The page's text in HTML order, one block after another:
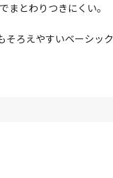
まとわりつきにくい。
そろえやすいベーシック